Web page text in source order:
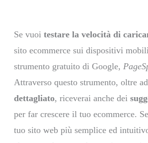
Se vuoitestare la velocità di
sito ecommerce sui dispositivi
strumento gratuito di Google,
Attraverso questo strumento, oltre
dettagliato, riceverai anche dei
per far crescere il tuo ecommerce.
tuo sito web più semplice ed